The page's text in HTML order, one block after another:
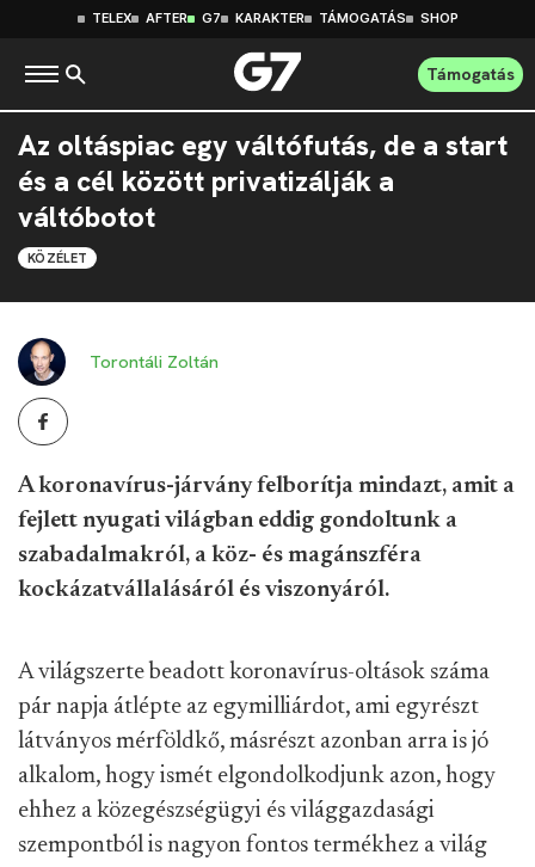
TELEX AFTER G7 KARAKTER TÁMOGATÁS SHOP
Támogatás
Az oltáspiac egy váltófutás, de a start
és a cél között privatizálják a
váltóbotot
KÖZÉLET
Torontáli Zoltán
A koronavírus-járvány felborítja mindazt, amit a
fejlett nyugati világban eddig gondoltunk a
szabadalmakról, a köz- és magánszféra
kockázatvállalásáról és viszonyáról.
A világszerte beadott koronavírus-oltások száma
pár napja átlépte az egymilliárdot, ami egyrészt
látványos mérföldkő, másrészt azonban arra is jó
alkalom, hogy ismét elgondolkodjunk azon, hogy
ehhez a közegészségügyi és világgazdasági
szempontból is nagyon fontos termékhez a világ